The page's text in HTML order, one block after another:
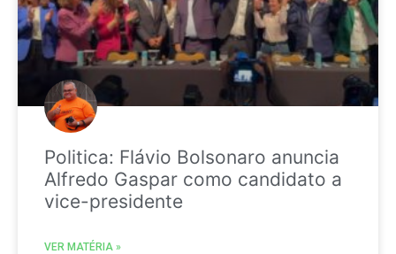
Politica: Flávio Bolsonaro anuncia
Alfredo Gaspar como candidato a
vice-presidente
VER MATÉRIA »